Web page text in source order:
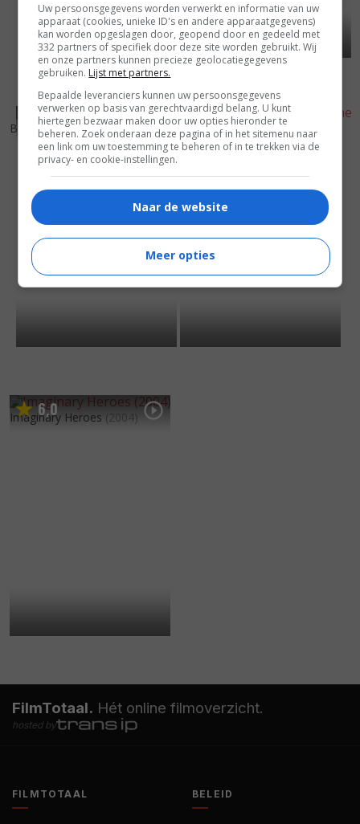
7,3
Broken Flowers (2005) 6,1
A Home at the End of the
World (2004)
6,0
Imaginary Heroes (2004)
FilmTotaal. Hét online filmoverzicht.
hosted by
FILMTOTAAL BELEID
Uw persoonsgegevens worden verwerkt en informatie van uw
apparaat (cookies, unieke ID's en andere apparaatgegevens)
kan worden opgeslagen door, geopend door en gedeeld met
332 partners of specifiek door deze site worden gebruikt. Wij
en onze partners kunnen precieze geolocatiegegevens
gebruiken. Lijst met partners.
Bepaalde leveranciers kunnen uw persoonsgegevens
verwerken op basis van gerechtvaardigd belang. U kunt
hiertegen bezwaar maken door uw opties hieronder te
beheren. Zoek onderaan deze pagina of in het sitemenu naar
een link om uw toestemming te beheren of in te trekken via de
privacy- en cookie-instellingen.
Naar de website
Meer opties